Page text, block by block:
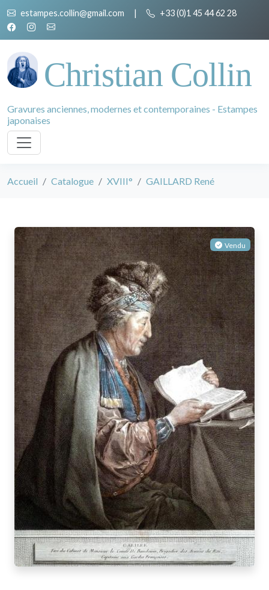
estampes.collin@gmail.com | +33 (0)1 45 44 62 28
Christian Collin
Gravures anciennes, modernes et contemporaines - Estampes
japonaises
Accueil Catalogue XVIII° GAILLARD René
Vendu